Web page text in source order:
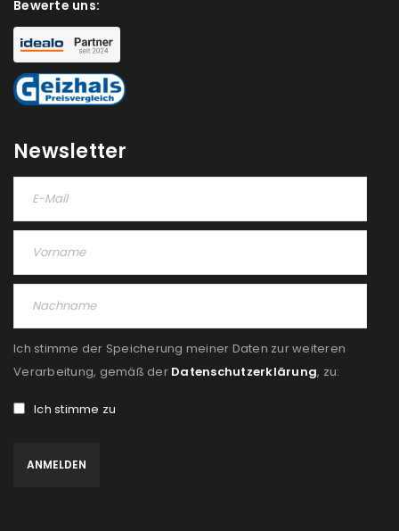
Bewerte uns:
Newsletter
Ich stimme der Speicherung meiner Daten zur weiteren
Verarbeitung, gemäß der Datenschutzerklärung, zu:
Ich stimme zu